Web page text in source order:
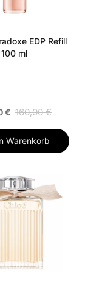
EDP Refill
100 ml
€ 160,00 €
Warenkorb